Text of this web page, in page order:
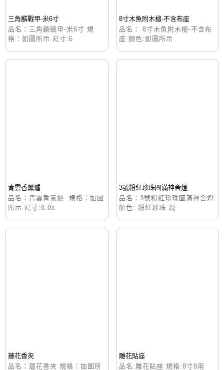
三角麟戰甲-米6寸
品名：三角麟戰甲-米6寸 規
格：如圖所示 尺寸:6
8寸木魚附木槌-不含布座
品名： 8寸木魚附木槌-不含布
座 顏色:如圖所示
青雲香薰爐
品名：青雲香薰爐 規格：如圖
所示 尺寸:8.0c
3號粉紅珍珠圓滿神舍燈
品名：3號粉紅珍珠圓滿神舍燈
顏色: 粉紅珍珠 規
蓮花香夾
品名：蓮花香夾 規格：如圖所
雕花貼座
品名:雕花貼座 規格:8寸8用